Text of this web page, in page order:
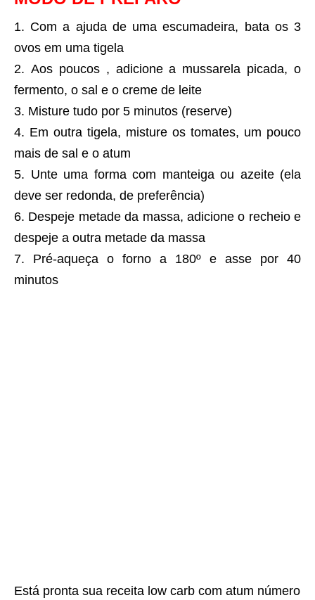
Com a ajuda de uma escumadeira, bata os 3
ovos em uma tigela
Aos poucos , adicione a mussarela picada, o
fermento, o sal e o creme de leite
Misture tudo por 5 minutos (reserve)
Em outra tigela, misture os tomates, um pouco
mais de sal e o atum
Unte uma forma com manteiga ou azeite (ela
deve ser redonda, de preferência)
Despeje metade da massa, adicione o recheio e
despeje a outra metade da massa
Pré-aqueça o forno a 180º e asse por 40
minutos
Está pronta sua receita low carb com atum número